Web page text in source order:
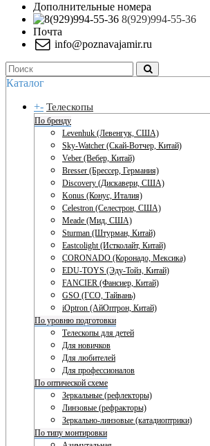
Дополнительные номера
8(929)994-55-36
Почта
info@poznavajamir.ru
Каталог
+- Телескопы
По бренду
Levenhuk (Левенгук, США)
Sky-Watcher (Скай-Вотчер, Китай)
Veber (Вебер, Китай)
Bresser (Брессер, Германия)
Discovery (Дискавери, США)
Konus (Конус, Италия)
Celestron (Селестрон, США)
Meade (Мид, США)
Sturman (Штурман, Китай)
Eastcolight (Истколайт, Китай)
CORONADO (Коронадо, Мексика)
EDU-TOYS (Эду-Тойз, Китай)
FANCIER (Фансиер, Китай)
GSO (ГСО, Тайвань)
iOptron (АйОптрон, Китай)
По уровню подготовки
Телескопы для детей
Для новичков
Для любителей
Для профессионалов
По оптической схеме
Зеркальные (рефлекторы)
Линзовые (рефракторы)
Зеркально-линзовые (катадиоптрики)
По типу монтировки